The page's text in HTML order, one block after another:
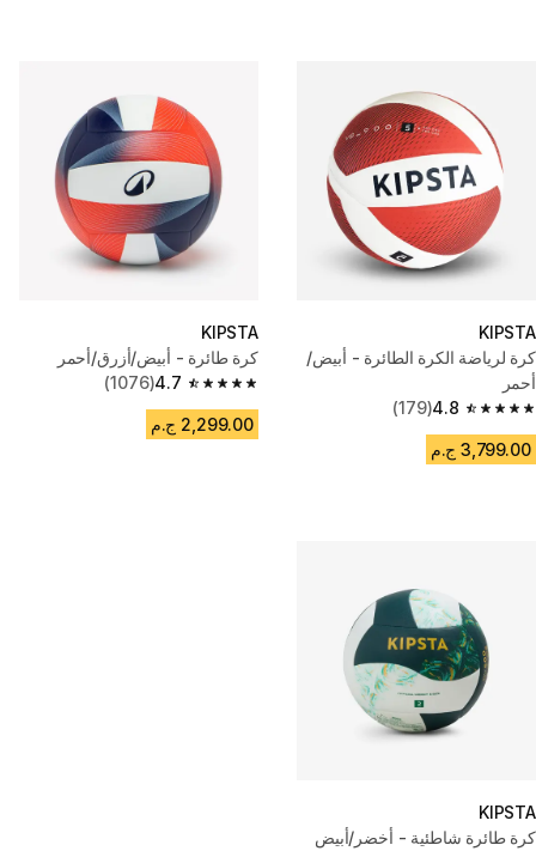
KIPSTA
كرة لرياضة الكرة الطائرة - أبيض/
أحمر
4.8
4.8 out of 5 stars from 179 reviews
(179)
3,799.00 ج.م
KIPSTA
كرة طائرة - أبيض/أزرق/أحمر
4.7
4.7 out of 5 stars from 1076 reviews
(1076)
2,299.00 ج.م
KIPSTA
كرة طائرة شاطئية - أخضر/أبيض